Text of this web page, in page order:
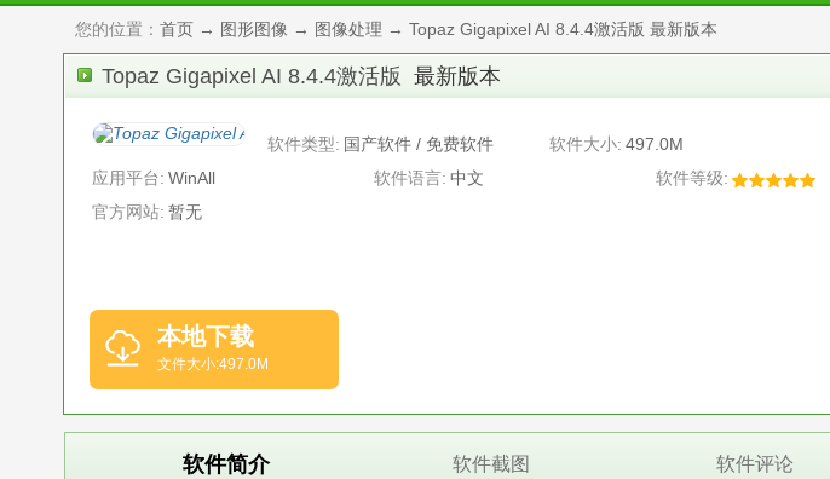
您的位置： 首页 → 图形图像 → 图像处理 → Topaz Gigapixel AI 8.4.4激活版 最新版本
Topaz Gigapixel AI 8.4.4激活版 最新版本
软件类型: 国产软件 / 免费软件 软件大小: 497.0M
应用平台: WinAll 软件语言: 中文
软件等级:
官方网站: 暂无
本地下载
文件大小:497.0M
软件简介 软件截图 软件评论